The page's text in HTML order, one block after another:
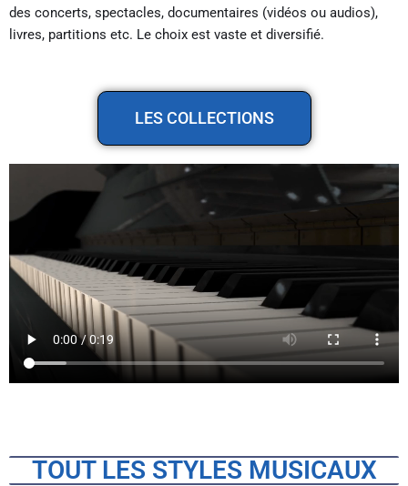
des concerts, spectacles, documentaires (vidéos ou audios),
livres, partitions etc. Le choix est vaste et diversifié.
LES COLLECTIONS
TOUT LES STYLES MUSICAUX